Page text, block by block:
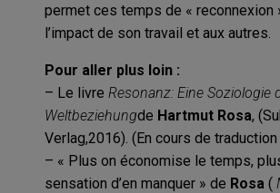
permet ces temps de « reconnexion
l’impact de son travail et aux autres.
Pour aller plus loin :
– Le livre Resonanz: Eine Soziologie
Weltbeziehungde Hartmut Rosa,
Verlag,2016). (En cours de
– « Plus on économise le temps,
sensation d’en manquer » de Rosa (